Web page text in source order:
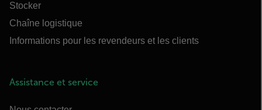
Stocker
Chaîne logistique
Informations pour les revendeurs et les clients
Assistance et service